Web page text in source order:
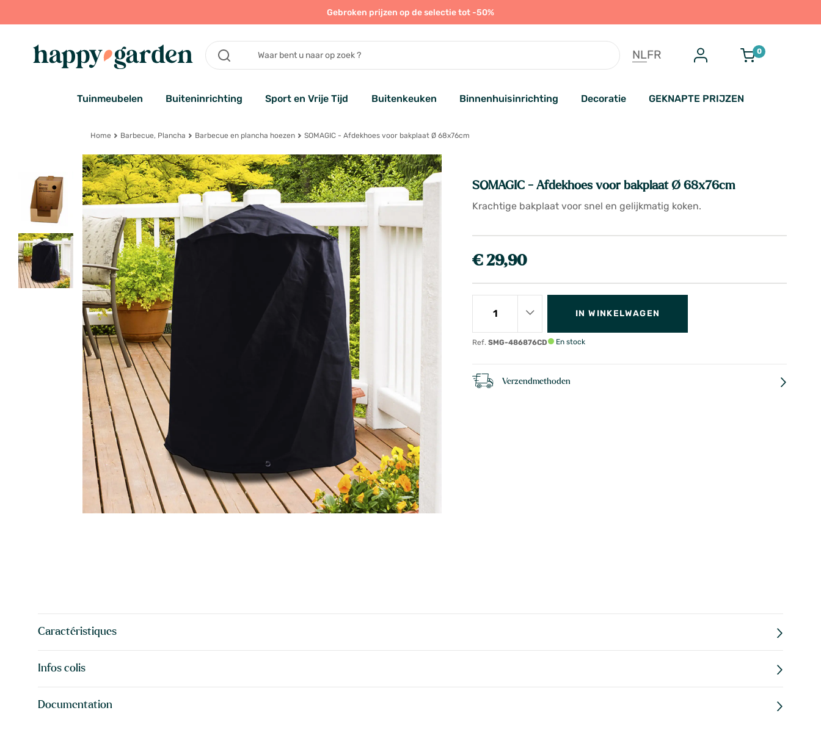
Gebroken prijzen op de selectie tot -50%
NLFR 0
Tuinmeubelen Buiteninrichting Sport en Vrije Tijd Buitenkeuken Binnenhuisinrichting Decoratie GEKNAPTE PRIJZEN
Home Barbecue, Plancha Barbecue en plancha hoezen SOMAGIC - Afdekhoes voor bakplaat Ø 68x76cm
SOMAGIC - Afdekhoes voor bakplaat Ø 68x76cm
Krachtige bakplaat voor snel en gelijkmatig koken.
€ 29,90
Ref.SMG-486876CD
IN WINKELWAGEN
En stock
Verzendmethoden
Caractéristiques
Infos colis
Documentation